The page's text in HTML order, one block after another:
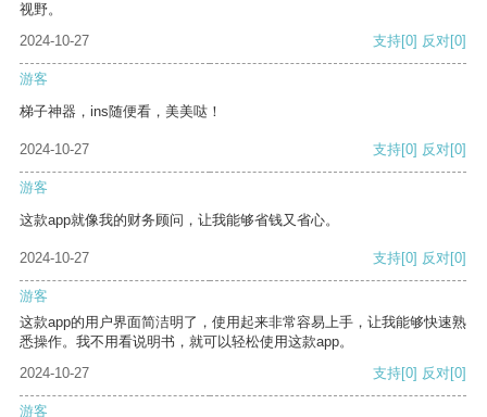
视野。
2024-10-27
支持[0] 反对[0]
游客
梯子神器，ins随便看，美美哒！
2024-10-27 支持[0] 反对[0]
游客
这款app就像我的财务顾问，让我能够省钱又省心。
2024-10-27 支持[0] 反对[0]
游客
这款app的用户界面简洁明了，使用起来非常容易上手，让我能够快速熟
悉操作。我不用看说明书，就可以轻松使用这款app。
2024-10-27
支持[0] 反对[0]
游客